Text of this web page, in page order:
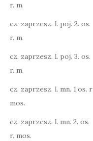
r. m.
cz. zaprzesz. l. poj. 2. os.
r. m.
cz. zaprzesz. l. poj. 3. os.
r. m.
cz. zaprzesz. l. mn. 1.os. r
mos.
cz. zaprzesz. l. mn. 2. os.
r. mos.